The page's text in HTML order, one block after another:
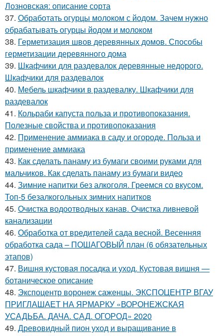
Лозновская: описание сорта
37. Обработать огурцы молоком с йодом. Зачем нужно
обрабатывать огурцы йодом и молоком
38. Герметизация швов деревянных домов. Способы
герметизации деревянного дома
39. Шкафчики для раздевалок деревянные недорого.
Шкафчики для раздевалок
40. Мебель шкафчики в раздевалку. Шкафчики для
раздевалок
41. Кольраби капуста польза и противопоказания.
Полезные свойства и противопоказания
42. Применение аммиака в саду и огороде. Польза и
применение аммиака
43. Как сделать панаму из бумаги своими руками для
мальчиков. Как сделать панаму из бумаги видео
44. Зимние напитки без алкоголя. Греемся со вкусом.
Топ-5 безалкогольных зимних напитков
45. Очистка водоотводных канав. Очистка ливневой
канализации
46. Обработка от вредителей сада весной. Весенняя
обработка сада – ПОШАГОВЫЙ план (6 обязательных
этапов)
47. Вишня кустовая посадка и уход. Кустовая вишня —
ботаническое описание
48. Экспоцентр воронеж саженцы. ЭКСПОЦЕНТР ВГАУ
ПРИГЛАШАЕТ НА ЯРМАРКУ «ВОРОНЕЖСКАЯ
УСАДЬБА. ДАЧА. САД. ОГОРОД» 2020
49. Древовидный пион уход и выращивание в